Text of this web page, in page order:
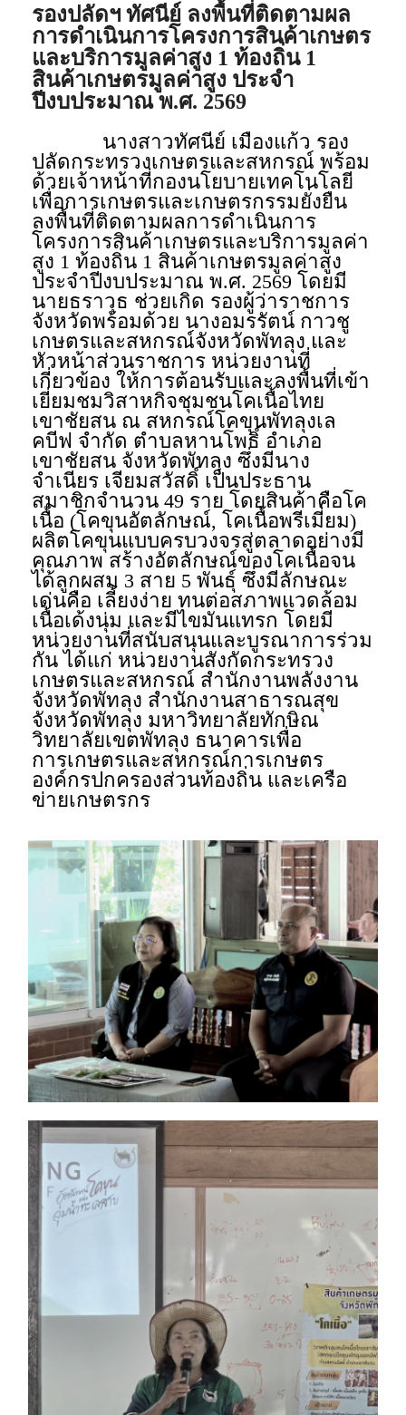
รองปลัดฯ ทัศนีย์ ลงพื้นที่ติดตามผล
การดำเนินการโครงการสินค้าเกษตร
และบริการมูลค่าสูง 1 ท้องถิ่น 1
สินค้าเกษตรมูลค่าสูง ประจำ
ปีงบประมาณ พ.ศ. 2569
นางสาวทัศนีย์ เมืองแก้ว รอง
ปลัดกระทรวงเกษตรและสหกรณ์ พร้อม
ด้วยเจ้าหน้าที่กองนโยบายเทคโนโลยี
เพื่อการเกษตรและเกษตรกรรมยั่งยืน
ลงพื้นที่ติดตามผลการดำเนินการ
โครงการสินค้าเกษตรและบริการมูลค่า
สูง 1 ท้องถิ่น 1 สินค้าเกษตรมูลค่าสูง
ประจำปีงบประมาณ พ.ศ. 2569 โดยมี
นายธราวุธ ช่วยเกิด รองผู้ว่าราชการ
จังหวัดพร้อมด้วย นางอมรรัตน์ กาวชู
เกษตรและสหกรณ์จังหวัดพัทลุง และ
หัวหน้าส่วนราชการ หน่วยงานที่
เกี่ยวข้อง ให้การต้อนรับและลงพื้นที่เข้า
เยี่ยมชมวิสาหกิจชุมชนโคเนื้อไทย
เขาชัยสน ณ สหกรณ์โคขุนพัทลุงเล
คบีฟ จำกัด ตำบลหานโพธิ์ อำเภอ
เขาชัยสน จังหวัดพัทลุง ซึ่งมีนาง
จำเนียร เจียมสวัสดิ์ เป็นประธาน
สมาชิกจำนวน 49 ราย โดยสินค้าคือโค
เนื้อ (โคขุนอัตลักษณ์, โคเนื้อพรีเมี่ยม)
ผลิตโคขุนแบบครบวงจรสู่ตลาดอย่างมี
คุณภาพ สร้างอัตลักษณ์ของโคเนื้อจน
ได้ลูกผสม 3 สาย 5 พันธุ์ ซึ่งมีลักษณะ
เด่นคือ เลี้ยงง่าย ทนต่อสภาพแวดล้อม
เนื้อเด้งนุ่ม และมีไขมันแทรก โดยมี
หน่วยงานที่สนับสนุนและบูรณาการร่วม
กัน ได้แก่ หน่วยงานสังกัดกระทรวง
เกษตรและสหกรณ์ สํานักงานพลังงาน
จังหวัดพัทลุง สํานักงานสาธารณสุข
จังหวัดพัทลุง มหาวิทยาลัยทักษิณ
วิทยาลัยเขตพัทลุง ธนาคารเพื่อ
การเกษตรและสหกรณ์การเกษตร
องค์กรปกครองส่วนท้องถิ่น และเครือ
ข่ายเกษตรกร